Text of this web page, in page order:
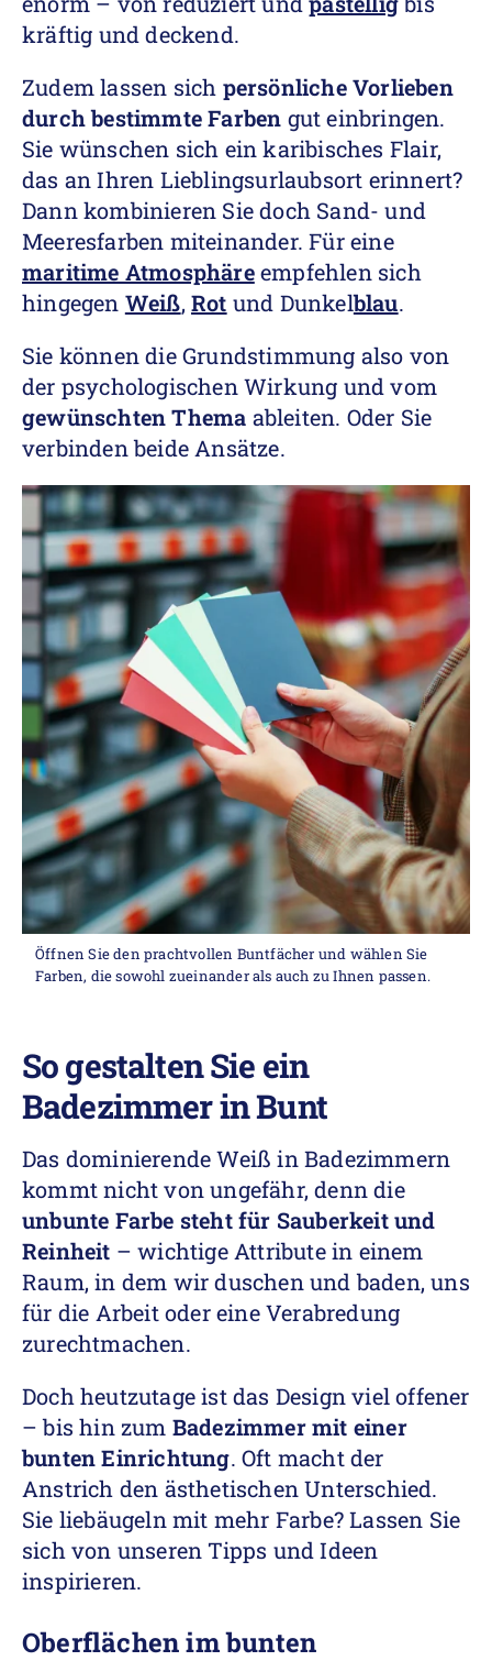
kräftig und deckend.
Zudem lassen sich persönliche Vorlieben
durch bestimmte Farben gut einbringen.
Sie wünschen sich ein karibisches Flair,
das an Ihren Lieblingsurlaubsort erinnert?
Dann kombinieren Sie doch Sand- und
Meeresfarben miteinander. Für eine
maritime Atmosphäreempfehlen sich
hingegen Weiß,Rot und Dunkelblau.
Sie können die Grundstimmung also von
der psychologischen Wirkung und vom
gewünschten Thema ableiten. Oder Sie
verbinden beide Ansätze.
Öffnen Sie den prachtvollen Buntfächer und wählen Sie
Farben, die sowohl zueinander als auch zu Ihnen passen.
So gestalten Sie ein
Badezimmer in Bunt
Das dominierende Weiß in Badezimmern
kommt nicht von ungefähr, denn die
unbunte Farbe steht für Sauberkeit und
Reinheit – wichtige Attribute in einem
Raum, in dem wir duschen und baden, uns
für die Arbeit oder eine Verabredung
zurechtmachen.
Doch heutzutage ist das Design viel offener
– bis hin zum Badezimmer mit einer
bunten Einrichtung. Oft macht der
Anstrich den ästhetischen Unterschied.
Sie liebäugeln mit mehr Farbe? Lassen Sie
sich von unseren Tipps und Ideen
inspirieren.
Oberflächen im bunten